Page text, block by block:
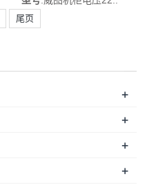
类型中东欧-德国威图制造-rittal
威图空调维修威图电柜威图母
尾页
+
+
+
+